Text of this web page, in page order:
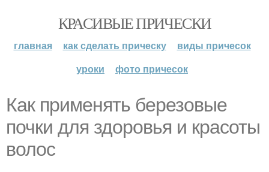
КРАСИВЫЕ ПРИЧЕСКИ
главная как сделать прическу
виды причесок
уроки
фото причесок
Как применять березовые
почки для здоровья и красоты
волос